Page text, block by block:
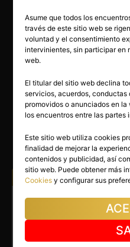
59
Alicante
Atiendo
Gay en
Masajes
Asume que todos los
través de este sitio web se
voluntad y el consentimiento
intervinientes, sin participar en
web.
El titular del sitio web declina
servicios, acuerdos, conductas
promovidos o anunciados en
los encuentros entre las partes
Este sitio web utiliza cookies
finalidad de mejorar la
contenidos y publicidad, así
sitio web. Puede obtener más
Cookies y configurar sus